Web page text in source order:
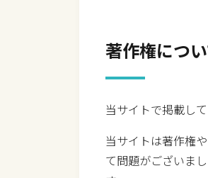
著作権につ
当サイトで掲載し
当サイトは著作権
て問題がございま